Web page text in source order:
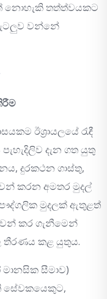
නොහැකි තත්ත්වයකට
වන්නේ
ඊශ්‍රායලයේ රැඳී
දැන ගත යුතු
දුරකථන ගාස්තු,
කරන අමතර මුදල්
මුදලක් ඇතුළත්
කර ගැනීමෙන්
තීරණය කළ යුතුය.
සීමාව)
සේවකයෙකුට,